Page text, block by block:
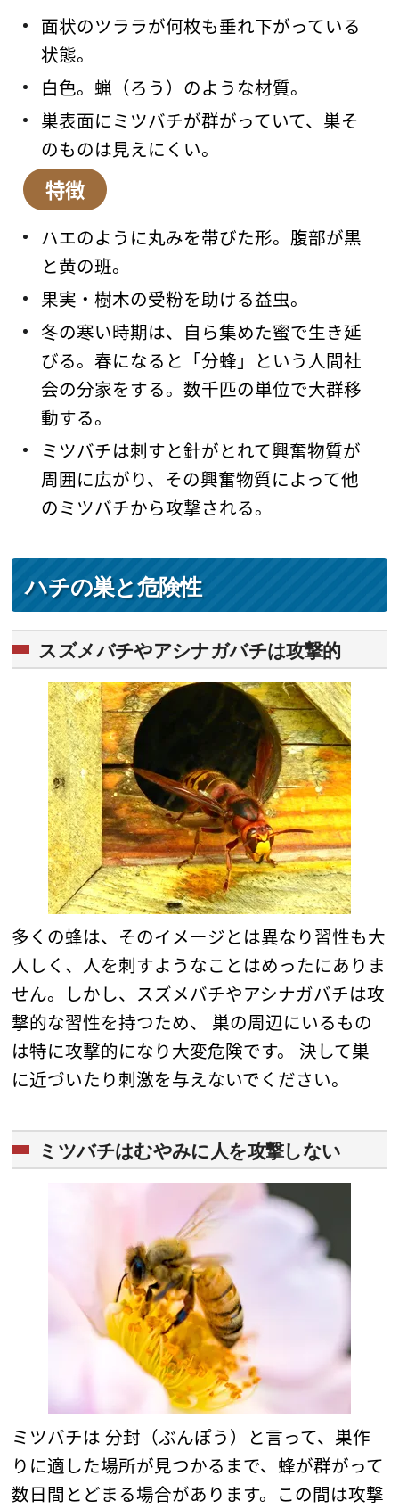
面状のツララが何枚も垂れ下がっている
状態。
白色。蝋（ろう）のような材質。
巣表面にミツバチが群がっていて、巣そ
のものは見えにくい。
特徴
ハエのように丸みを帯びた形。腹部が黒
と黄の班。
果実・樹木の受粉を助ける益虫。
冬の寒い時期は、自ら集めた蜜で生き延
びる。春になると「分蜂」という人間社
会の分家をする。数千匹の単位で大群移
動する。
ミツバチは刺すと針がとれて興奮物質が
周囲に広がり、その興奮物質によって他
のミツバチから攻撃される。
ハチの巣と危険性
スズメバチやアシナガバチは攻撃的
多くの蜂は、そのイメージとは異なり習性も大
人しく、人を刺すようなことはめったにありま
せん。しかし、スズメバチやアシナガバチは攻
撃的な習性を持つため、 巣の周辺にいるもの
は特に攻撃的になり大変危険です。 決して巣
に近づいたり刺激を与えないでください。
ミツバチはむやみに人を攻撃しない
ミツバチは 分封（ぶんぽう）と言って、巣作
りに適した場所が見つかるまで、蜂が群がって
数日間とどまる場合があります。この間は攻撃